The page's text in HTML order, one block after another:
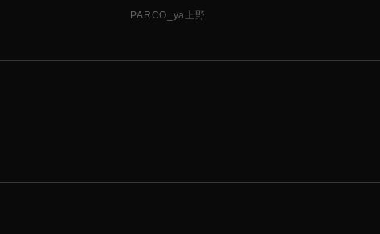
PARCO_ya上野